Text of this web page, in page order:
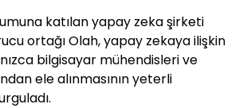
katılan yapay zeka şirketi
ortağı Olah, yapay zekaya ilişkin
bilgisayar mühendisleri ve
ele alınmasının yeterli